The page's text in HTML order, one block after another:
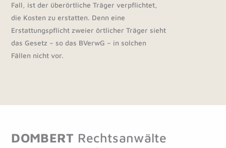
Fall, ist der überörtliche Träger verpflichtet,
die Kosten zu erstatten. Denn eine
Erstattungspflicht zweier örtlicher Träger sieht
das Gesetz – so das BVerwG – in solchen
Fällen nicht vor.
DOMBERT Rechtsanwälte